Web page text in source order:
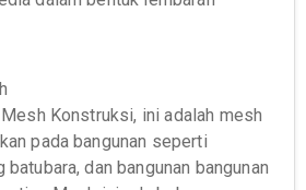
Konstruksi, ini adalah mesh
pada bangunan seperti
batubara, dan bangunan bangunan